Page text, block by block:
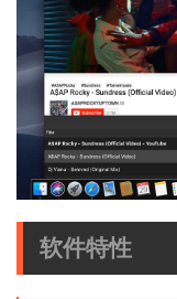
软件特性